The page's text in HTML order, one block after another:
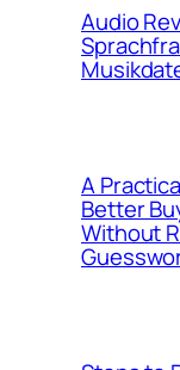
Audio
A
Better
Without